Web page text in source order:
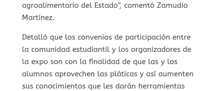
agroalimentario del Estado”, comentó Zamudio
Martínez.
Detalló que los convenios de participación entre
la comunidad estudiantil y los organizadores de
la expo son con la finalidad de que las y los
alumnos aprovechen las pláticas y así aumenten
sus conocimientos que les darán herramientas